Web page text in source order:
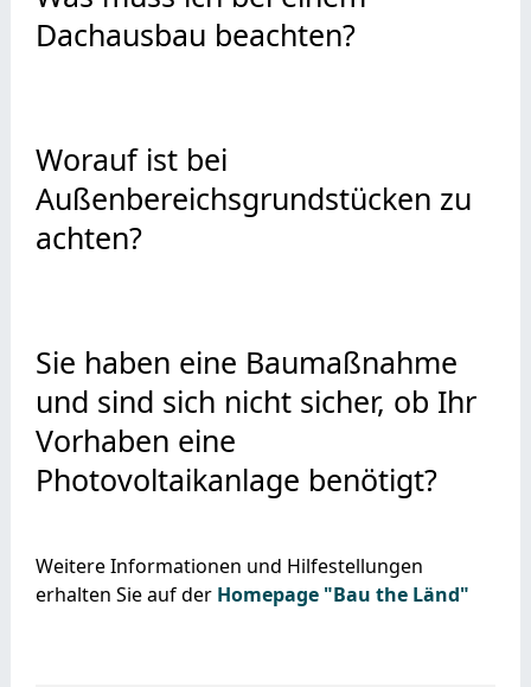
Dachausbau beachten?
Worauf ist bei
Außenbereichsgrundstücken zu
achten?
Sie haben eine Baumaßnahme
und sind sich nicht sicher, ob Ihr
Vorhaben eine
Photovoltaikanlage benötigt?
Weitere Informationen und Hilfestellungen
erhalten Sie auf der Homepage "Bau the Länd"